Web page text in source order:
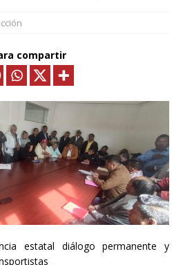
compartir
estatal diálogo permanente y